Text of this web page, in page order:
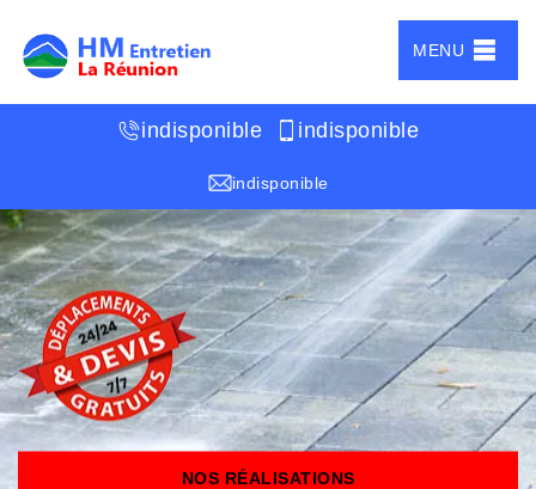
MENU
indisponible indisponible
indisponible
NOS RÉALISATIONS